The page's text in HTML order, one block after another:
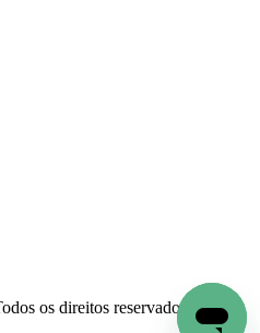
os direitos reservados.